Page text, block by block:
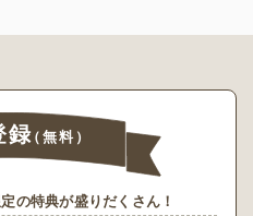
録（無料）
の特典が盛りだくさん！